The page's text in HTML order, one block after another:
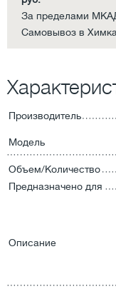
За пределами
Самовывоз в
Производитель
Модель
Объем/Количество
Предназначено для
Описание